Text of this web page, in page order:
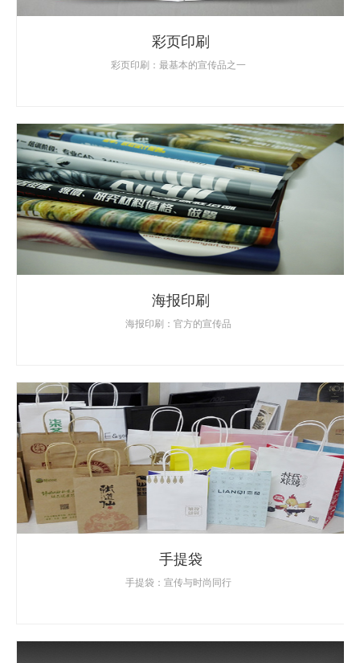
彩页印刷
彩页印刷：最基本的宣传品之一
海报印刷
海报印刷：官方的宣传品
手提袋
手提袋：宣传与时尚同行